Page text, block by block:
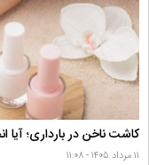
کاشت ناخن در بارداری؛ آیا
۱۱ مرداد ۱۴۰۵ - ۱۱:۰۸